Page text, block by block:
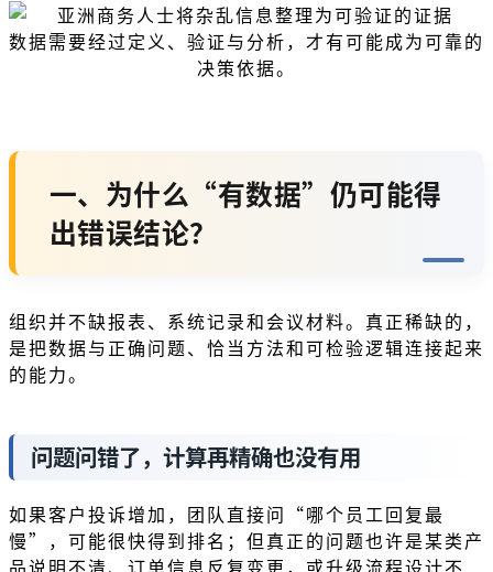
数据需要经过定义、验证与分析，才有可能成为可靠的
决策依据。
一、为什么“有数据”仍可能得
出错误结论？
组织并不缺报表、系统记录和会议材料。真正稀缺的，
是把数据与正确问题、恰当方法和可检验逻辑连接起来
的能力。
问题问错了，计算再精确也没有用
如果客户投诉增加，团队直接问“哪个员工回复最
慢”，可能很快得到排名；但真正的问题也许是某类产
品说明不清、订单信息反复变更，或升级流程设计不